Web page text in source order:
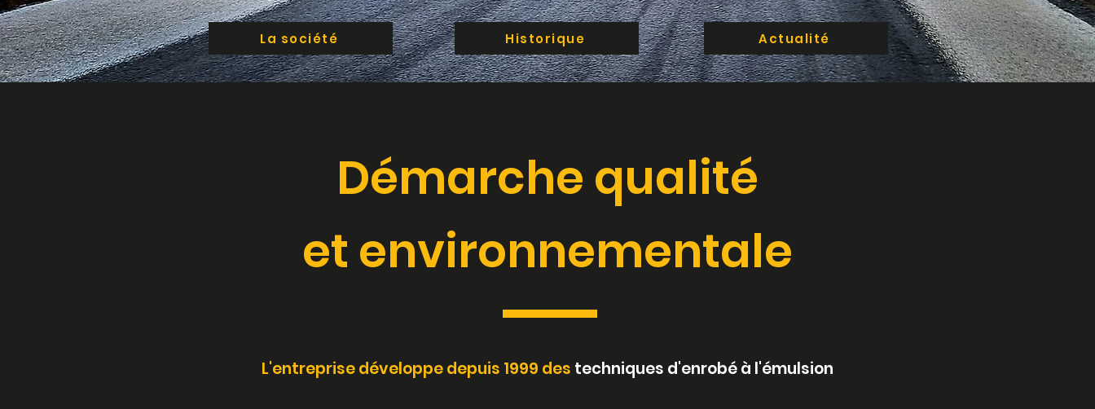
La société Historique Actualité
Démarche qualité
et environnementale
L'entreprise développe depuis 1999 des techniques d'enrobé à l'émulsion